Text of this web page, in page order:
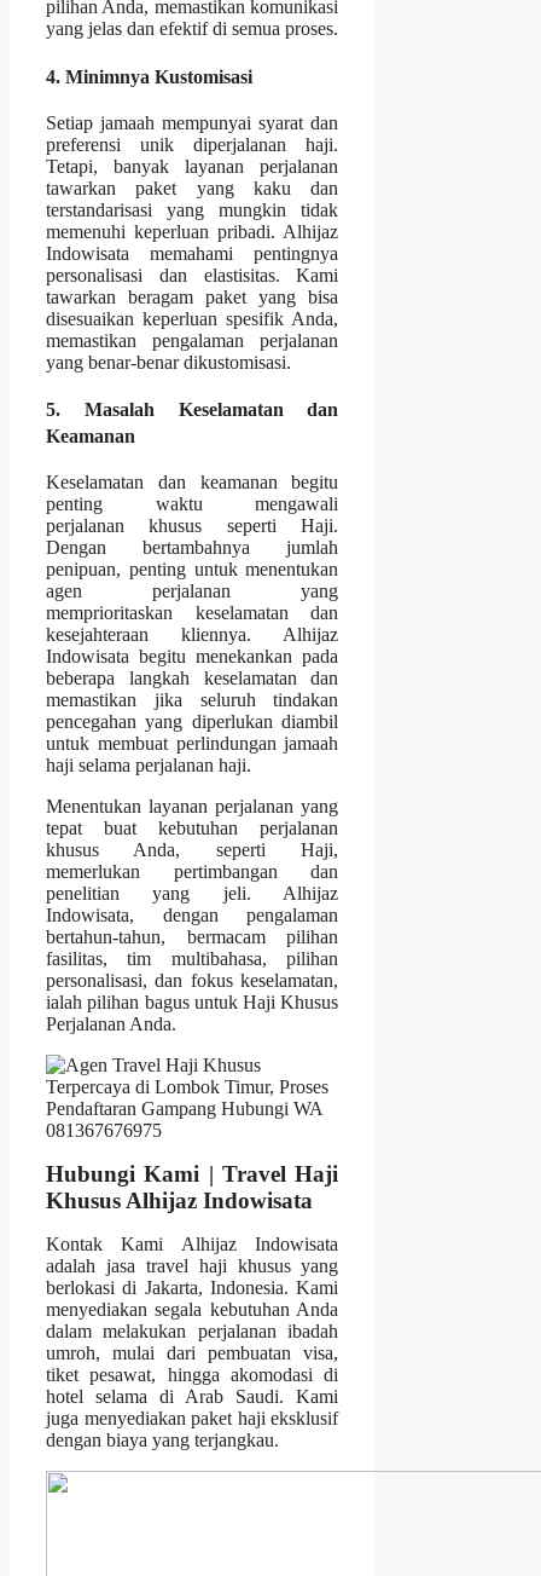
pilihan Anda, memastikan komunikasi
yang jelas dan efektif di semua proses.
4. Minimnya Kustomisasi
Setiap jamaah mempunyai syarat dan
preferensi unik diperjalanan haji.
Tetapi, banyak layanan perjalanan
tawarkan paket yang kaku dan
terstandarisasi yang mungkin tidak
memenuhi keperluan pribadi. Alhijaz
Indowisata memahami pentingnya
personalisasi dan elastisitas. Kami
tawarkan beragam paket yang bisa
disesuaikan keperluan spesifik Anda,
memastikan pengalaman perjalanan
yang benar-benar dikustomisasi.
5. Masalah Keselamatan dan
Keamanan
Keselamatan dan keamanan begitu
penting waktu mengawali
perjalanan khusus seperti Haji.
Dengan bertambahnya jumlah
penipuan, penting untuk menentukan
agen perjalanan yang
memprioritaskan keselamatan dan
kesejahteraan kliennya. Alhijaz
Indowisata begitu menekankan pada
beberapa langkah keselamatan dan
memastikan jika seluruh tindakan
pencegahan yang diperlukan diambil
untuk membuat perlindungan jamaah
haji selama perjalanan haji.
Menentukan layanan perjalanan yang
tepat buat kebutuhan perjalanan
khusus Anda, seperti Haji,
memerlukan pertimbangan dan
penelitian yang jeli. Alhijaz
Indowisata, dengan pengalaman
bertahun-tahun, bermacam pilihan
fasilitas, tim multibahasa, pilihan
personalisasi, dan fokus keselamatan,
ialah pilihan bagus untuk Haji Khusus
Perjalanan Anda.
Hubungi Kami | Travel Haji
Khusus Alhijaz Indowisata
Kontak Kami Alhijaz Indowisata
adalah jasa travel haji khusus yang
berlokasi di Jakarta, Indonesia. Kami
menyediakan segala kebutuhan Anda
dalam melakukan perjalanan ibadah
umroh, mulai dari pembuatan visa,
tiket pesawat, hingga akomodasi di
hotel selama di Arab Saudi. Kami
juga menyediakan paket haji eksklusif
dengan biaya yang terjangkau.